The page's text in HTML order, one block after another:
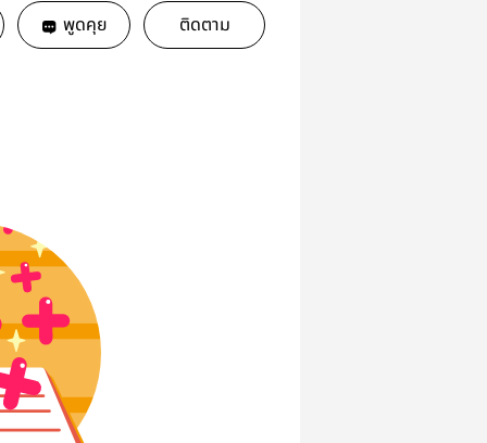
พูดคุย ติดตาม